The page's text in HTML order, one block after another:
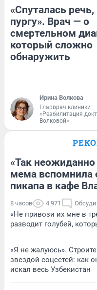
«Спуталась речь,
пургу». Врач — о
смертельном
который сложно
обнаружить
Ирина Волкова
Главврач клиники
«Реабилитация
Волковой»
«Так
мема вспомнила
пикапа в кафе
8 часов 4 971
«Не привози их мне в
разводит голубей,
«Я не жалуюсь».
звездой соцсетей: как
искал весь Узбекистан